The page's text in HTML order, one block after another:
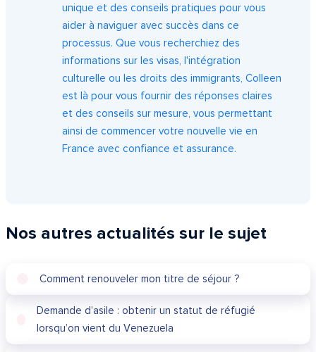
unique et des conseils pratiques pour vous
aider à naviguer avec succès dans ce
processus. Que vous recherchiez des
informations sur les visas, l'intégration
culturelle ou les droits des immigrants, Colleen
est là pour vous fournir des réponses claires
et des conseils sur mesure, vous permettant
ainsi de commencer votre nouvelle vie en
France avec confiance et assurance.
Nos autres actualités sur le sujet
Comment renouveler mon titre de séjour ?
Demande d’asile : obtenir un statut de réfugié
lorsqu’on vient du Venezuela